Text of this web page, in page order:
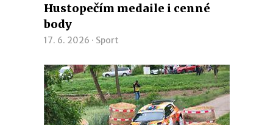
Hustopečím medaile i cenné
body
17. 6. 2026 · Sport